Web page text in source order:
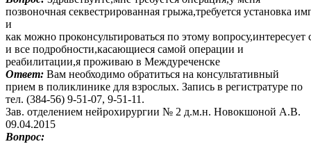
позвоночная секвестрированная грыжа,требуется установка
и
как можно проконсультироваться по этому
и все подробности,касающиеся самой операции и
реабилитации,я проживаю в Междуреченске
Ответ: Вам необходимо обратиться на консультативный
прием в поликлинике для взрослых. Запись в регистратуре по
тел. (384-56) 9-51-07, 9-51-11.
Зав. отделением нейрохирургии № 2 д.м.н. Новокшоной А.В.
09.04.2015
Вопрос: